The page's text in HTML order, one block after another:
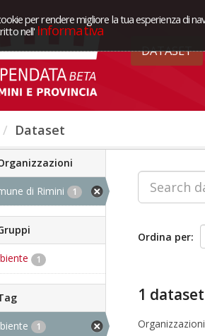
per rendere migliore la tua esperienza di
nell' Informativa
DATASET
Dataset
di Rimini 1
1
1
Ordina per
1